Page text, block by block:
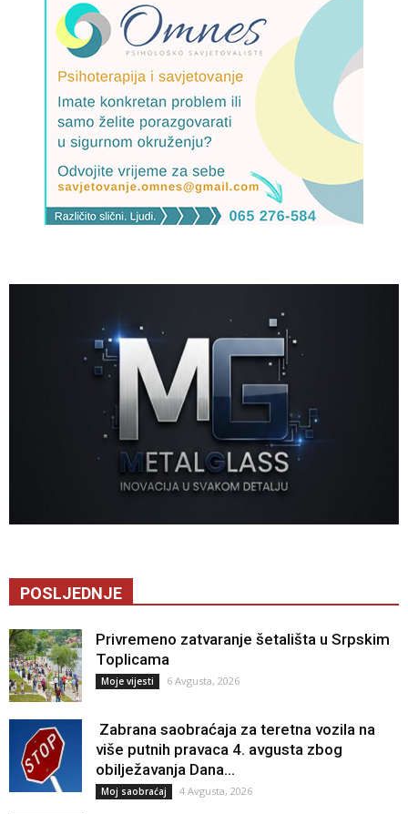
POSLJEDNJE
Privremeno zatvaranje šetališta u Srpskim
Toplicama
Moje vijesti 6 Avgusta, 2026
Zabrana saobraćaja za teretna vozila na
više putnih pravaca 4. avgusta zbog
obilježavanja Dana...
Moj saobraćaj 4 Avgusta, 2026